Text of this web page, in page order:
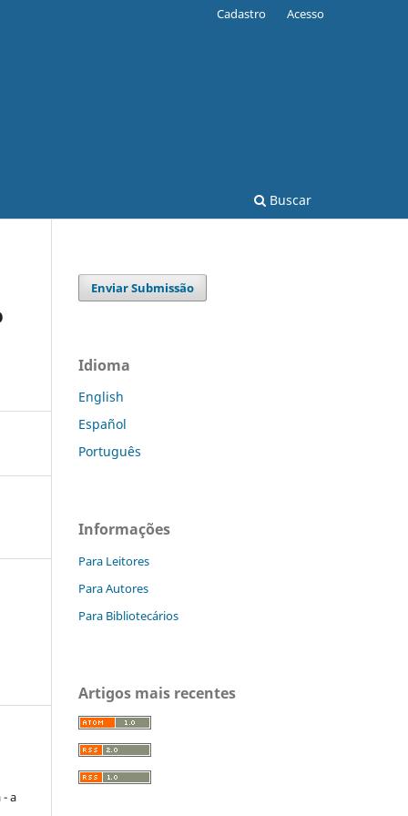
Buscar
Cadastro Acesso
a
Enviar Submissão
Idioma
English
Español
Português
Informações
Para Leitores
Para Autores
Para Bibliotecários
Artigos mais recentes